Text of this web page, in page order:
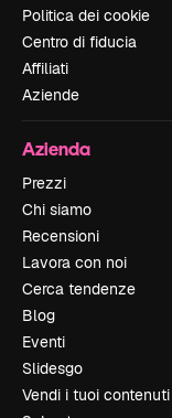
Politica dei cookie
Centro di fiducia
Affiliati
Aziende
Azienda
Prezzi
Chi siamo
Recensioni
Lavora con noi
Cerca tendenze
Blog
Eventi
Slidesgo
Vendi i tuoi contenuti